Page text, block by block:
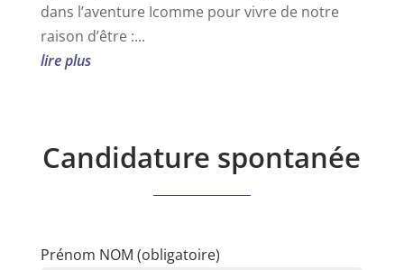
dans l’aventure Icomme pour vivre de notre
raison d’être :...
lire plus
Candidature spontanée
Prénom NOM (obligatoire)